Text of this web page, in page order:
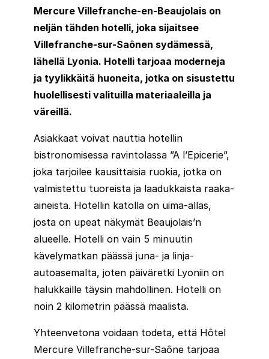
Mercure Villefranche-en-Beaujolais on
neljän tähden hotelli, joka sijaitsee
Villefranche-sur-Saônen sydämessä,
lähellä Lyonia. Hotelli tarjoaa moderneja
ja tyylikkäitä huoneita, jotka on sisustettu
huolellisesti valituilla materiaaleilla ja
väreillä.
Asiakkaat voivat nauttia hotellin
bistronomisessa ravintolassa ”A l’Epicerie”,
joka tarjoilee kausittaisia ruokia, jotka on
valmistettu tuoreista ja laadukkaista raaka-
aineista. Hotellin katolla on uima-allas,
josta on upeat näkymät Beaujolais’n
alueelle. Hotelli on vain 5 minuutin
kävelymatkan päässä juna- ja linja-
autoasemalta, joten päiväretki Lyoniin on
halukkaille täysin mahdollinen. Hotelli on
noin 2 kilometrin päässä maalista.
Yhteenvetona voidaan todeta, että Hôtel
Mercure Villefranche-sur-Saône tarjoaa